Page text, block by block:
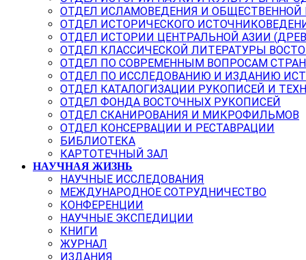
ОТДЕЛ ИСЛАМОВЕДЕНИЯ И
ОТДЕЛ ИСТОРИЧЕСКОГО
ОТДЕЛ ИСТОРИИ ЦЕНТРАЛЬНОЙ АЗИИ
ОТДЕЛ КЛАССИЧЕСКОЙ ЛИТЕРАТУРЫ
ОТДЕЛ ПО СОВРЕМЕННЫМ ВОПРОСАМ
ОТДЕЛ ПО ИССЛЕДОВАНИЮ И ИЗДАНИЮ
ОТДЕЛ КАТАЛОГИЗАЦИИ РУКОПИСЕЙ И
ОТДЕЛ ФОНДА ВОСТОЧНЫХ РУКОПИСЕЙ
ОТДЕЛ СКАНИРОВАНИЯ И МИКРОФИЛЬМОВ
ОТДЕЛ КОНСЕРВАЦИИ И РЕСТАВРАЦИИ
БИБЛИОТЕКА
КАРТОТЕЧНЫЙ ЗАЛ
НАУЧНАЯ ЖИЗНЬ
НАУЧНЫЕ ИССЛЕДОВАНИЯ
МЕЖДУНАРОДНОЕ СОТРУДНИЧЕСТВО
КОНФЕРЕНЦИИ
НАУЧНЫЕ ЭКСПЕДИЦИИ
КНИГИ
ЖУРНАЛ
ИЗДАНИЯ